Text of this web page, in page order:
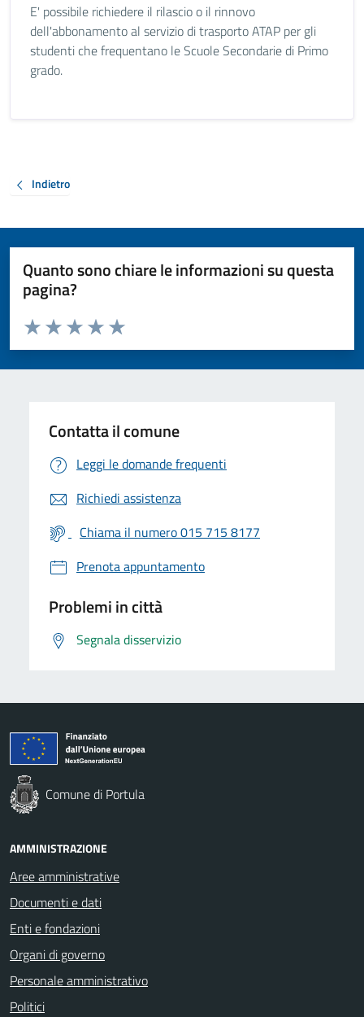
E' possibile richiedere il rilascio o il rinnovo
dell'abbonamento al servizio di trasporto ATAP per gli
studenti che frequentano le Scuole Secondarie di Primo
grado.
Indietro
Quanto sono chiare le informazioni su questa
pagina?
Valuta da 1 a 5 stelle la pagina
Valuta 5 stelle su 5
Valuta 4 stelle su 5
Valuta 3 stelle su 5
Valuta 2 stelle su 5
Valuta 1 stelle su 5
Contatta il comune
Leggi le domande frequenti
Richiedi assistenza
Chiama il numero 015 715 8177
Prenota appuntamento
Problemi in città
Segnala disservizio
Comune di Portula
AMMINISTRAZIONE
Aree amministrative
Documenti e dati
Enti e fondazioni
Organi di governo
Personale amministrativo
Politici